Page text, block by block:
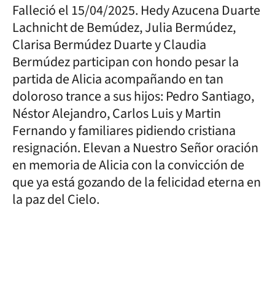
Falleció el 15/04/2025. Hedy Azucena Duarte
Lachnicht de Bemúdez, Julia Bermúdez,
Clarisa Bermúdez Duarte y Claudia
Bermúdez participan con hondo pesar la
partida de Alicia acompañando en tan
doloroso trance a sus hijos: Pedro Santiago,
Néstor Alejandro, Carlos Luis y Martin
Fernando y familiares pidiendo cristiana
resignación. Elevan a Nuestro Señor oración
en memoria de Alicia con la convicción de
que ya está gozando de la felicidad eterna en
la paz del Cielo.